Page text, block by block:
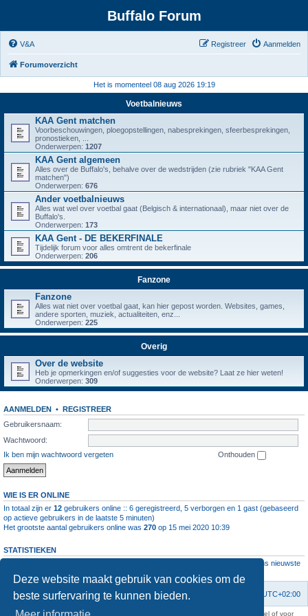
Deze website maakt gebruik van cookies om de
beste surfervaring te kunnen bieden.
Buffalo Forum
V&A Aanmelden
Registreer
Forumoverzicht
Het is momenteel 08 aug 2026 19:19
Voetbalnieuws
KAA Gent matchen
Voorbeschouwingen, ploegopstellingen, nabesprekingen, sfeerbesprekingen,
pronostieken, ...
Onderwerpen: 1207
KAA Gent algemeen
Alles over de Buffalo's, behalve over de wedstrijden (zie rubriek "KAA Gent
matchen")
Onderwerpen: 676
Ander voetbalnieuws
Alles wat wel over voetbal gaat (Belgisch & internationaal), maar niet over de
Buffalo's.
Onderwerpen: 173
KAA Gent - DE BEKERFINALE
Tijdelijk forum voor alles omtrent de bekerfinale
Onderwerpen: 206
Fanzone
Fanzone
Alles wat niet over voetbal gaat, kan hier gepost worden. Websites, games,
andere sporten, muziek, actualiteiten, enz...
Onderwerpen: 225
Overig
Over de website
Heb je opmerkingen en/of suggesties voor de website? Laat ze hier weten!
Onderwerpen: 309
AANMELDEN • REGISTREER
Gebruikersnaam:
Wachtwoord:
Ik ben mijn wachtwoord vergeten
Onthouden
WIE IS ER ONLINE
In totaal zijn er 12 gebruikers online :: 6 geregistreerd, 5 verborgen en 1 gast (gebaseerd
op actieve gebruikers in de laatste 5 minuten)
Het grootste aantal gebruikers online was 270 op 15 mei 2020 10:39
STATISTIEKEN
• Ons nieuwste
Forumoverzicht UTC+02:00
Verwijder cookies
Contact
KAA Gent kan nooit aansprakelijk worden gesteld voor om het even welk nadeel of voor